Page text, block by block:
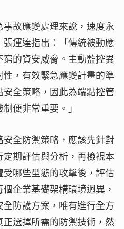
事故應變處理來說，速度永
運達指出：「傳統被動應
的資安威脅。主動監控異
，有效緊急應變計畫的準
全策略，因此為端點控管
便非常重要。」
全防禦策略，應該先針對
期評估與分析，再檢視本
哪些型態的攻擊後，評估
企業基礎架構環境迥異，
防護方案，唯有進行全方
選擇所需的防禦技術，然